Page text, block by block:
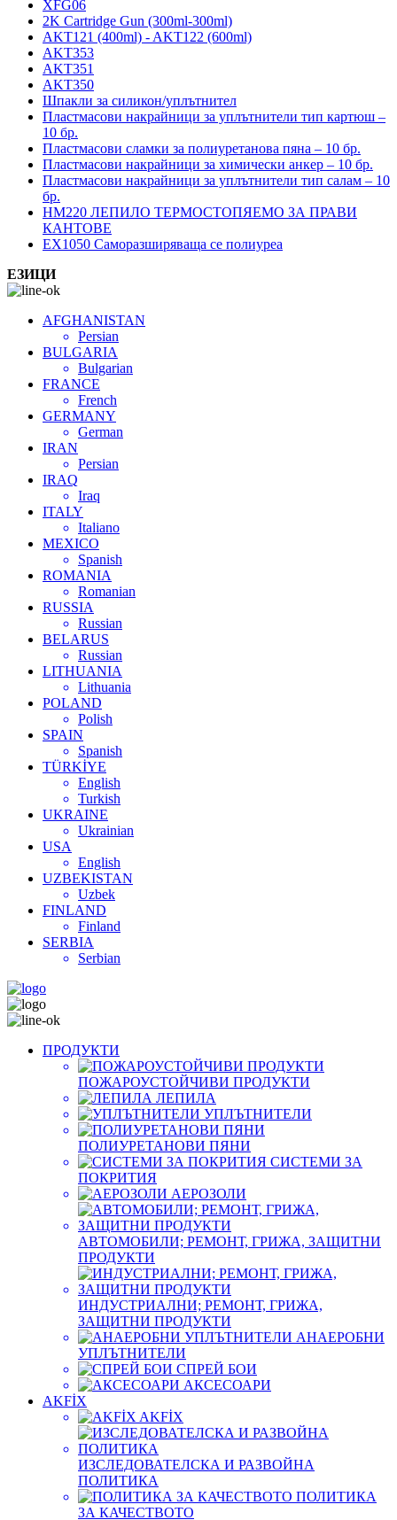
XFG06
2K Cartridge Gun (300ml-300ml)
AKT121 (400ml) - AKT122 (600ml)
AKT353
AKT351
AKT350
Шпакли за силикон/уплътнител
Пластмасови накрайници за уплътнители тип картюш –
10 бр.
Пластмасови сламки за полиуретанова пяна – 10 бр.
Пластмасови накрайници за химически анкер – 10 бр.
Пластмасови накрайници за уплътнители тип салам – 10
бр.
HM220 ЛЕПИЛО ТЕРМОСТОПЯЕМО ЗА ПРАВИ
КАНТОВЕ
EX1050 Саморазширяваща се полиуреа
ЕЗИЦИ
AFGHANISTAN
Persian
BULGARIA
Bulgarian
FRANCE
French
GERMANY
German
IRAN
Persian
IRAQ
Iraq
ITALY
Italiano
MEXICO
Spanish
ROMANIA
Romanian
RUSSIA
Russian
BELARUS
Russian
LITHUANIA
Lithuania
POLAND
Polish
SPAIN
Spanish
TÜRKİYE
English
Turkish
UKRAINE
Ukrainian
USA
English
UZBEKISTAN
Uzbek
FINLAND
Finland
SERBIA
Serbian
ПРОДУКТИ
ПОЖАРОУСТОЙЧИВИ ПРОДУКТИ
ЛЕПИЛА
УПЛЪТНИТЕЛИ
ПОЛИУРЕТАНОВИ ПЯНИ
СИСТЕМИ ЗА
ПОКРИТИЯ
АЕРОЗОЛИ
АВТОМОБИЛИ; РЕМОНТ, ГРИЖА, ЗАЩИТНИ
ПРОДУКТИ
ИНДУСТРИАЛНИ; РЕМОНТ, ГРИЖА,
ЗАЩИТНИ ПРОДУКТИ
АНАЕРОБНИ
УПЛЪТНИТЕЛИ
СПРЕЙ БОИ
АКСЕСОАРИ
AKFİX
AKFİX
ИЗСЛЕДОВАТЕЛСКА И РАЗВОЙНА
ПОЛИТИКА
ПОЛИТИКА
ЗА КАЧЕСТВОТО